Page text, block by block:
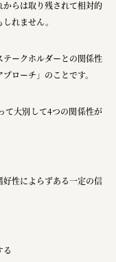
らは取り残されて相対的
れません。
テークホルダーとの関係性
ローチ」のことです。
て大別して4つの関係性が
性によらずある一定の信
る